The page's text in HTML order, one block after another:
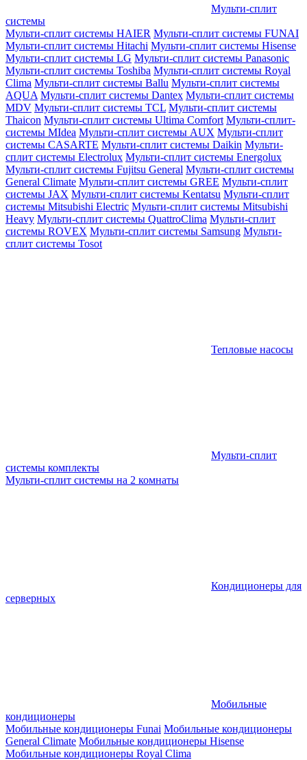
Мульти-сплит
системы
Мульти-сплит системы HAIER Мульти-сплит системы FUNAI
Мульти-сплит системы Hitachi Мульти-сплит системы Hisense
Мульти-сплит системы LG Мульти-сплит системы Panasonic
Мульти-сплит системы Toshiba Мульти-сплит системы Royal
Clima Мульти-сплит системы Ballu Мульти-сплит системы
AQUA Мульти-сплит системы Dantex Мульти-сплит системы
MDV Мульти-сплит системы TCL Мульти-сплит системы
Thaicon Мульти-сплит системы Ultima Comfort Мульти-сплит-
системы MIdea Мульти-сплит системы AUX Мульти-сплит
системы CASARTE Мульти-сплит системы Daikin Мульти-
сплит системы Electrolux Мульти-сплит системы Energolux
Мульти-сплит системы Fujitsu General Мульти-сплит системы
General Climate Мульти-сплит системы GREE Мульти-сплит
системы JAX Мульти-сплит системы Kentatsu Мульти-сплит
системы Mitsubishi Electric Мульти-сплит системы Mitsubishi
Heavy Мульти-сплит системы QuattroClima Мульти-сплит
системы ROVEX Мульти-сплит системы Samsung Мульти-
сплит системы Tosot
Тепловые насосы
Мульти-сплит
системы комплекты
Мульти-сплит системы на 2 комнаты
Кондиционеры для
серверных
Мобильные
кондиционеры
Мобильные кондиционеры Funai Мобильные кондиционеры
General Climate Мобильные кондиционеры Hisense
Мобильные кондиционеры Royal Clima